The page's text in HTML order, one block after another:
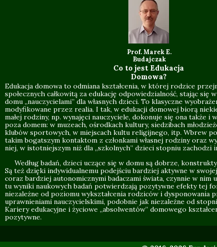
Prof. Marek E.
Budajczak
Co to jest Edukacja
Domowa?
Edukacja domowa to odmiana kształcenia, w której rodzice
społecznych całkowitą za edukację odpowiedzialność, stając się
domu „nauczycielami” dla własnych dzieci. To klasyczne
modyfikowane przez realia. I tak, w edukacji domowej biorą
małej rodziny, np. wynajęci nauczyciele, dokonuje się ona także i
poza domem: w muzeach, ośrodkach kultury, siedzibach
klubów sportowych, w miejscach kultu religijnego, itp. Wbrew
takim bogatszym kontaktom z członkami własnej rodziny oraz
niej, w istotniejszym niż dla „szkolnych” dzieci stopniu zachodzi
Według badań, dzieci uczące się w domu są dobrze,
Są też dzięki indywidualnemu podejściu bardziej aktywne w
coraz bardziej autonomicznymi badaczami świata, czynnie w nim
tu wyniki naukowych badań potwierdzają pozytywne efekty tej
niezależne od poziomu wykształcenia rodziców i dysponowania
uprawnieniami nauczycielskimi, podobnie jak niezależne od
Kariery edukacyjne i życiowe „absolwentów” domowego
pozytywne.